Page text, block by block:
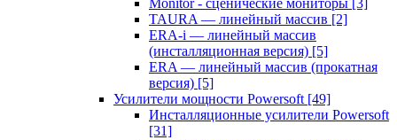
Monitor - сценические мониторы [3]
TAURA — линейный массив [2]
ERA-i — линейный массив
(инсталляционная версия) [5]
ERA — линейный массив (прокатная
версия) [5]
Усилители мощности Powersoft [49]
Инсталляционные усилители Powersoft
[31]